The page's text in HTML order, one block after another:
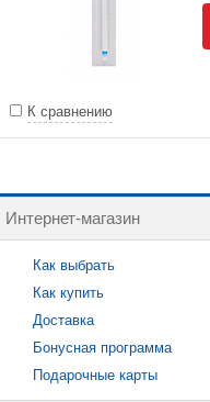
К сравнению
Интернет-магазин
Как выбрать
Как купить
Доставка
Бонусная программа
Подарочные карты